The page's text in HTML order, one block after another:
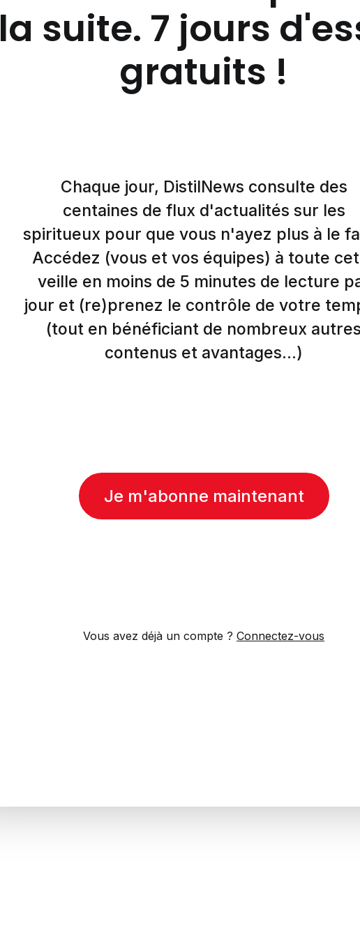
la suite. 7 jours
gratuits !
Chaque jour, DistilNews consulte des
centaines de flux d'actualités sur les
spiritueux pour que vous n'ayez plus à le
Accédez (vous et vos équipes) à toute
veille en moins de 5 minutes de lecture
jour et (re)prenez le contrôle de votre
(tout en bénéficiant de nombreux
contenus et avantages...)
Je m'abonne maintenant
Vous avez déjà un compte ? Connectez-vous